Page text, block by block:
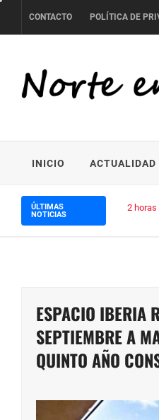
to
CONTACTO POLÍTICA DE
INICIO ACTUALIDAD
ÚLTIMAS
NOTICIAS
2 horas
ESPACIO IBERIA
SEPTIEMBRE A
QUINTO AÑO